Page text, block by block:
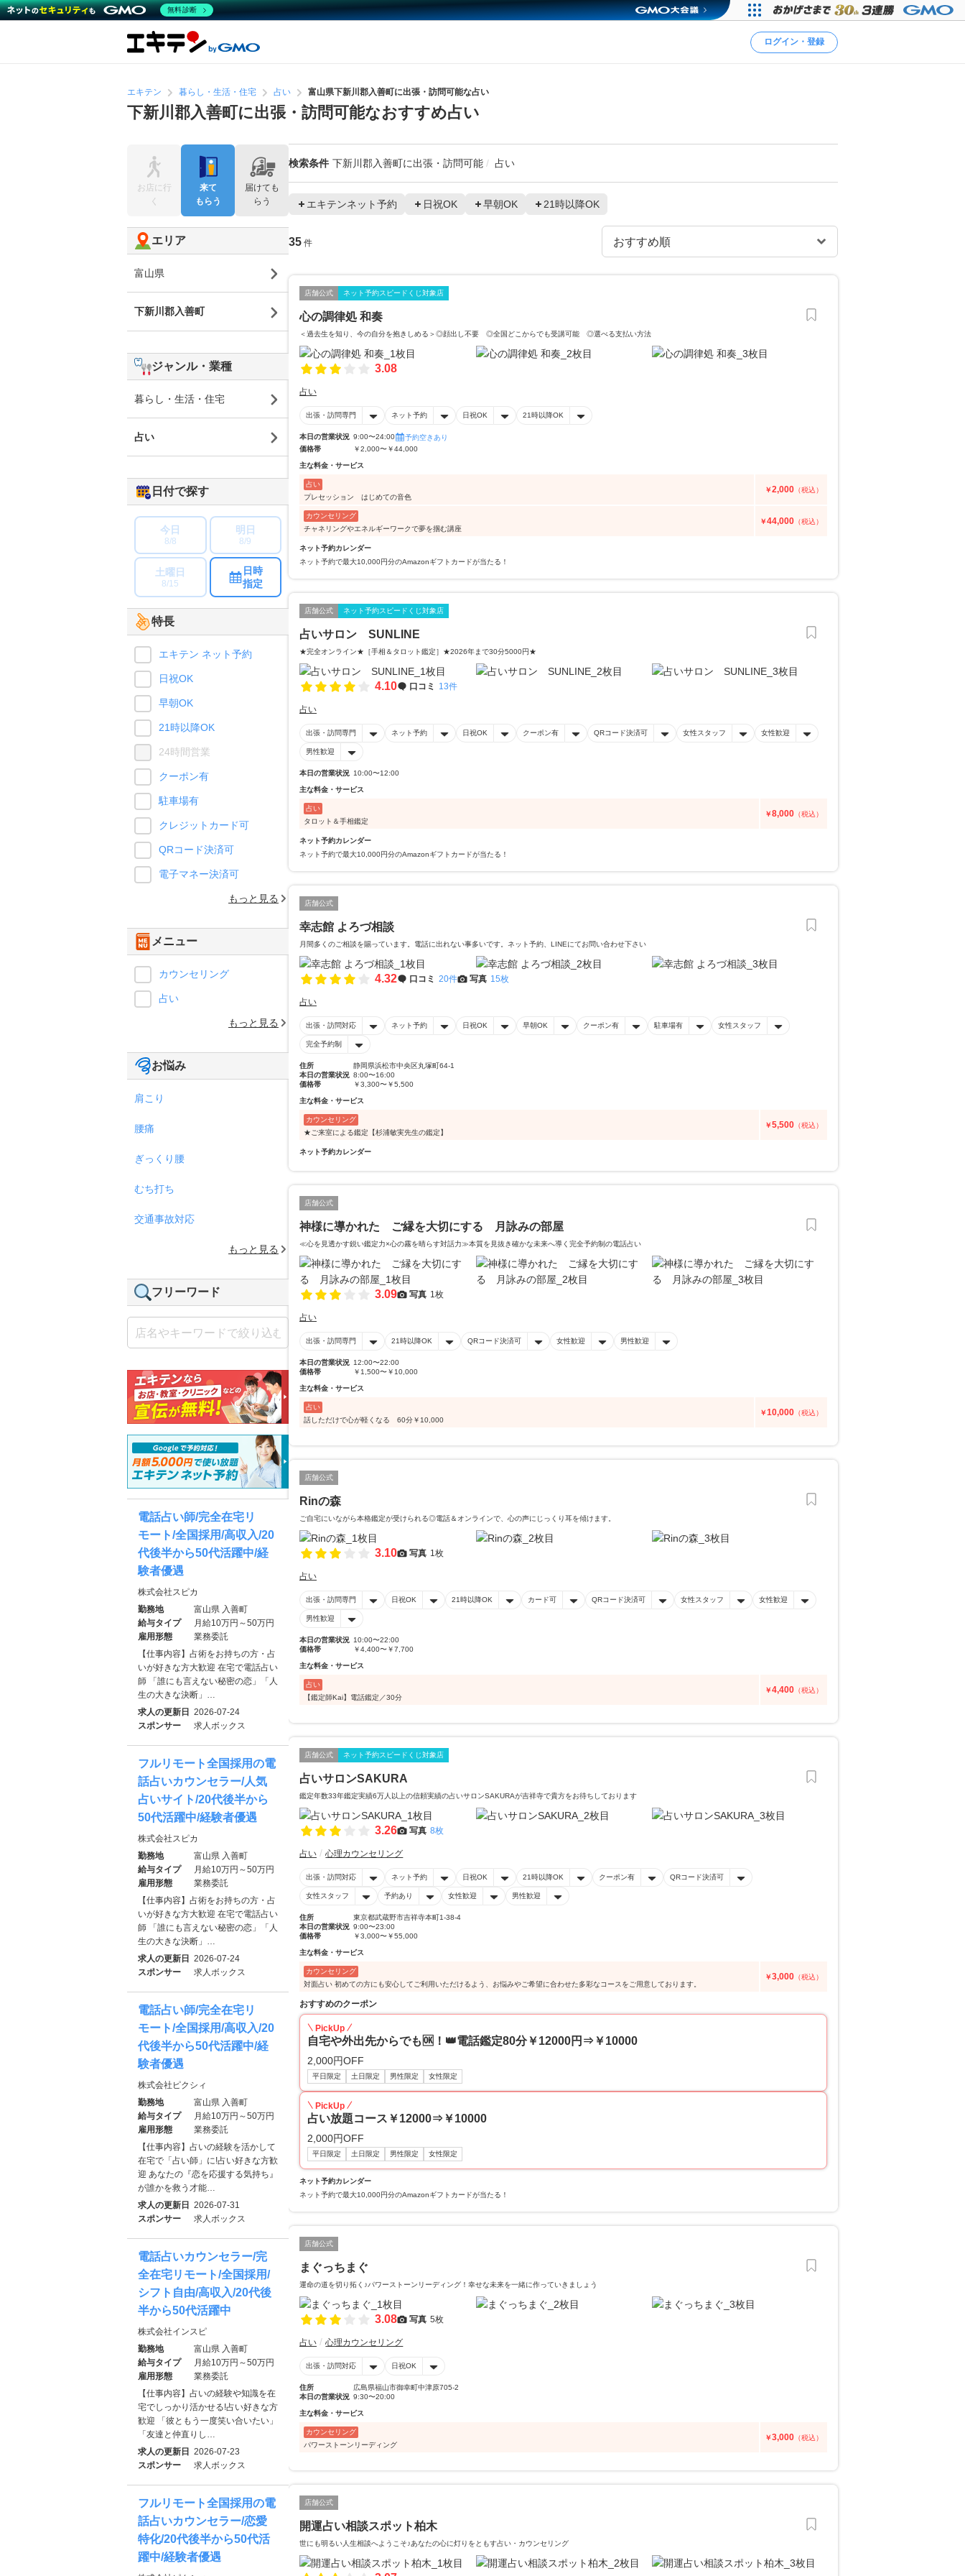
ログイン・登録
エキテン 暮らし・生活・住宅 占い 富山県下新川郡入善町に出張・訪問可能な占い
下新川郡入善町に出張・訪問可能なおすすめ占い
検索条件 下新川郡入善町に出張・訪問可能 占い
エキテンネット予約 日祝OK 早朝OK 21時以降OK
35 件
店舗公式 ネット予約スピードくじ対象店
心の調律処 和奏
＜過去生を知り、今の自分を抱きしめる＞◎顔出し不要 ◎全国どこからでも受講可能 ◎選べる支払い方法
3.08
占い
出張・訪問専門 ネット予約 日祝OK 21時以降OK
本日の営業状況 9:00〜24:00
予約空きあり
価格帯
￥2,000〜￥44,000
主な料金・サービス
占い
プレセッション はじめての音色
￥2,000 （税込）
カウンセリング
チャネリングやエネルギーワークで夢を掴む講座
￥44,000 （税込）
ネット予約カレンダー
ネット予約で最大10,000円分のAmazonギフトカードが当たる！
店舗公式 ネット予約スピードくじ対象店
占いサロン SUNLINE
★完全オンライン★［手相＆タロット鑑定］★2026年まで30分5000円★
4.10 口コミ 13件
占い
出張・訪問専門 ネット予約 日祝OK クーポン有 QRコード決済可 女性スタッフ 女性歓迎
男性歓迎
本日の営業状況 10:00〜12:00
主な料金・サービス
占い
タロット＆手相鑑定
￥8,000 （税込）
ネット予約カレンダー
ネット予約で最大10,000円分のAmazonギフトカードが当たる！
店舗公式
幸志館 よろづ相談
月間多くのご相談を賜っています。電話に出れない事多いです。ネット予約、LINEにてお問い合わせ下さい
4.32 口コミ 20件 写真 15枚
占い
出張・訪問対応 ネット予約 日祝OK 早朝OK クーポン有 駐車場有 女性スタッフ
完全予約制
住所
静岡県浜松市中央区丸塚町64-1
本日の営業状況 8:00〜16:00
価格帯
￥3,300〜￥5,500
主な料金・サービス
カウンセリング
★ご来室による鑑定【杉浦敏実先生の鑑定】
￥5,500 （税込）
ネット予約カレンダー
店舗公式
神様に導かれた ご縁を大切にする 月詠みの部屋
≪心を見透かす鋭い鑑定力×心の霧を晴らす対話力≫本質を見抜き確かな未来へ導く完全予約制の電話占い
3.09 写真 1枚
占い
出張・訪問専門 21時以降OK QRコード決済可 女性歓迎 男性歓迎
本日の営業状況 12:00〜22:00
価格帯
￥1,500〜￥10,000
主な料金・サービス
占い
話しただけで心が軽くなる 60分￥10,000
￥10,000 （税込）
店舗公式
Rinの森
ご自宅にいながら本格鑑定が受けられる◎電話＆オンラインで、心の声にじっくり耳を傾けます。
3.10 写真 1枚
占い
出張・訪問専門 日祝OK 21時以降OK カード可 QRコード決済可 女性スタッフ 女性歓迎
男性歓迎
本日の営業状況 10:00〜22:00
価格帯
￥4,400〜￥7,700
主な料金・サービス
占い
【鑑定師Kai】電話鑑定／30分
￥4,400 （税込）
店舗公式 ネット予約スピードくじ対象店
占いサロンSAKURA
鑑定年数33年鑑定実績6万人以上の信頼実績の占いサロンSAKURAが吉祥寺で貴方をお待ちしております
3.26 写真 8枚
占い 心理カウンセリング
出張・訪問対応 ネット予約 日祝OK 21時以降OK クーポン有 QRコード決済可
女性スタッフ 予約あり 女性歓迎 男性歓迎
住所
東京都武蔵野市吉祥寺本町1-38-4
本日の営業状況 9:00〜23:00
価格帯
￥3,000〜￥55,000
主な料金・サービス
カウンセリング
対面占い 初めての方にも安心してご利用いただけるよう、お悩みやご希望に合わせた多彩なコースをご用意しております。
￥3,000 （税込）
おすすめのクーポン
PickUp
自宅や外出先からでも🆗！👑電話鑑定80分￥12000円⇒￥10000
2,000円OFF
平日限定 土日限定 男性限定 女性限定
PickUp
占い放題コース￥12000⇒￥10000
2,000円OFF
平日限定 土日限定 男性限定 女性限定
ネット予約カレンダー
ネット予約で最大10,000円分のAmazonギフトカードが当たる！
店舗公式
まぐっちまぐ
運命の道を切り拓く♪パワーストーンリーディング！幸せな未来を一緒に作っていきましょう
3.08 写真 5枚
占い 心理カウンセリング
出張・訪問対応 日祝OK
住所
広島県福山市御幸町中津原705-2
本日の営業状況 9:30〜20:00
主な料金・サービス
カウンセリング
パワーストーンリーディング
￥3,000 （税込）
店舗公式
開運占い相談スポット柏木
世にも明るい人生相談へようこそ♪あなたの心に灯りをともす占い・カウンセリング
お店に行
く
来て
もらう
届けても
らう
エリア
富山県
下新川郡入善町
ジャンル・業種
暮らし・生活・住宅
占い
日付で探す
今日
8/8
明日
8/9
土曜日
8/15
日時
指定
特長
エキテン ネット予約
日祝OK
早朝OK
21時以降OK
24時間営業
クーポン有
駐車場有
クレジットカード可
QRコード決済可
電子マネー決済可
もっと見る
メニュー
カウンセリング
占い
もっと見る
お悩み
肩こり
腰痛
ぎっくり腰
むち打ち
交通事故対応
もっと見る
フリーワード
電話占い師/完全在宅リ
モート/全国採用/高収入/20
代後半から50代活躍中/経
験者優遇
株式会社スピカ
勤務地
富山県 入善町
給与タイプ
月給10万円～50万円
雇用形態
業務委託
【仕事内容】占術をお持ちの方・占
いが好きな方大歓迎 在宅で電話占い
師 「誰にも言えない秘密の恋」「人
生の大きな決断」…
求人の更新日
2026-07-24
スポンサー
求人ボックス
フルリモート全国採用の電
話占いカウンセラー/人気
占いサイト/20代後半から
50代活躍中/経験者優遇
株式会社スピカ
勤務地
富山県 入善町
給与タイプ
月給10万円～50万円
雇用形態
業務委託
【仕事内容】占術をお持ちの方・占
いが好きな方大歓迎 在宅で電話占い
師 「誰にも言えない秘密の恋」「人
生の大きな決断」…
求人の更新日
2026-07-24
スポンサー
求人ボックス
電話占い師/完全在宅リ
モート/全国採用/高収入/20
代後半から50代活躍中/経
験者優遇
株式会社ピクシィ
勤務地
富山県 入善町
給与タイプ
月給10万円～50万円
雇用形態
業務委託
【仕事内容】占いの経験を活かして
在宅で「占い師」に!占い好きな方歓
迎 あなたの『恋を応援する気持ち』
が誰かを救う才能…
求人の更新日
2026-07-31
スポンサー
求人ボックス
電話占いカウンセラー/完
全在宅リモート/全国採用/
シフト自由/高収入/20代後
半から50代活躍中
株式会社インスピ
勤務地
富山県 入善町
給与タイプ
月給10万円～50万円
雇用形態
業務委託
【仕事内容】占いの経験や知識を在
宅でしっかり活かせる!占い好きな方
歓迎 「彼ともう一度笑い合いたい」
「友達と仲直りし…
求人の更新日
2026-07-23
スポンサー
求人ボックス
フルリモート全国採用の電
話占いカウンセラー/恋愛
特化/20代後半から50代活
躍中/経験者優遇
無料診断